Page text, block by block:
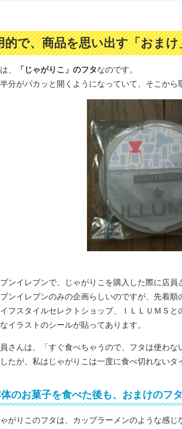
的で、商品を思い出す「おまけ
、 「じゃがりこ」のフタなのです。
分がパカッと開くようになっていて、そこから
ンイレブンで、じゃがりこを購入した際に店員
ンイレブンのみの企画らしいのですが、先着順
フスタイルセレクトショップ、ＩＬＬＵＭＳ
イラストのシールが貼ってあります。
さんは、「すぐ食べちゃうので、フタは使わ
たが、私はじゃがりこは一度に食べ切れないタ
のお菓子を食べた後も、おまけのフ
ゃがりこのフタは、カップラーメンのような感